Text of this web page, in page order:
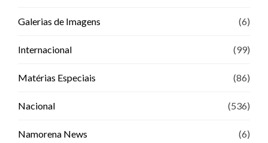
Galerias de Imagens (6)
Internacional (99)
Matérias Especiais (86)
Nacional (536)
Namorena News (6)